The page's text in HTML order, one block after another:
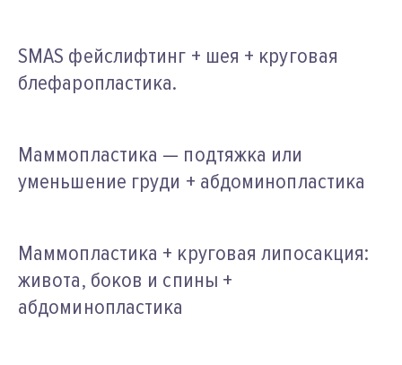
SMAS фейслифтинг + шея + круговая
блефаропластика.
Маммопластика — подтяжка или
уменьшение груди + абдоминопластика
Маммопластика + круговая липосакция:
живота, боков и спины +
абдоминопластика